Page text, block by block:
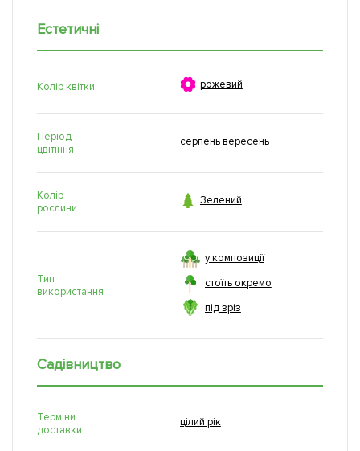
Естетичні
Колір квітки  рожевий
Період
цвітіння
серпень вересень
Колір
рослини
 Зелений
Тип
використання
у композиції
стоїть окремо
під зріз
Садівництво
Терміни
доставки
цілий рік